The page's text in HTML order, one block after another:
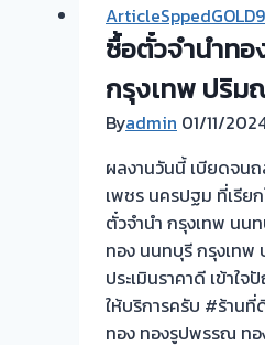
ทอง-
ถนน
เยาวราช
ให้
ราคา
สูง
จ่าย
เงินสด
ทันที-
ผล
งาน
ซื้อตั๋วจำนำท
กรุงเทพ ปริ
Byadmin 01/11/
ผลงานวันนี้ เบียดจน
เพชร นครปฐม ที่เรีย
ตั๋วจำนำ กรุงเทพ นน
ทอง นนทบุรี กรุงเท
ประเมินราคาดี เข้าใ
ให้บริการครับ #ร้าน
ทอง ทองรูปพรรณ ทอ